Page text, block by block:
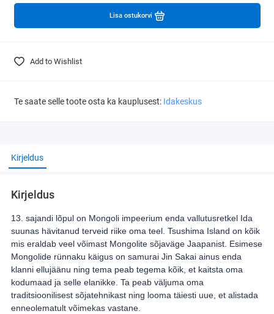
Lisa ostukorvi
Add to Wishlist
Te saate selle toote osta ka kauplusest: Idakeskus
Kirjeldus
Kirjeldus
13. sajandi lõpul on Mongoli impeerium enda vallutusretkel Ida
suunas hävitanud terveid riike oma teel. Tsushima Island on kõik
mis eraldab veel võimast Mongolite sõjaväge Jaapanist. Esimese
Mongolide rünnaku käigus on samurai Jin Sakai ainus enda
klanni ellujäänu ning tema peab tegema kõik, et kaitsta oma
kodumaad ja selle elanikke. Ta peab väljuma oma
traditsioonilisest sõjatehnikast ning looma täiesti uue, et alistada
enneolematult võimekas vastane.